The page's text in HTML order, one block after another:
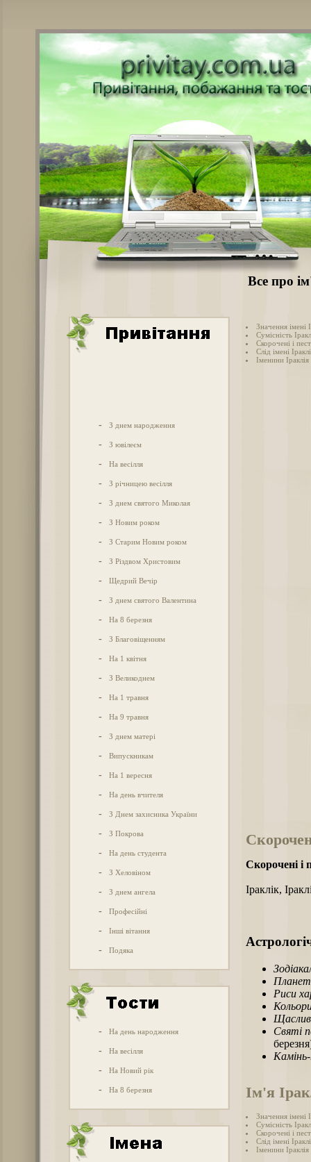
Все про
- З днем народження
- З ювілеєм
- На весілля
- З річницею весілля
- З днем святого Миколая
- З Новим роком
- З Старим Новим роком
- З Різдвом Христовим
- Щедрий Вечір
- З днем святого Валентина
- На 8 березня
- З Благовіщенням
- На 1 квітня
- З Великоднем
- На 1 травня
- На 9 травня
- З днем матері
- Випускникам
- На 1 вересня
- На день вчителя
- З Днем захисника України
- З Покрова
- На день студента
- З Хеловіном
- З днем ангела
- Професійні
- Інші вітання
- Подяка
- На день народження
- На весілля
- На Новий рік
- На 8 березня
Значення імені
Сумісність
Скорочені і
Слід імені
Іменини Іраклія
Скорочені і
Іраклік,
Риси
Святі
Ім'я
Значення імені
Сумісність
Скорочені і
Слід імені
Іменини Іраклія